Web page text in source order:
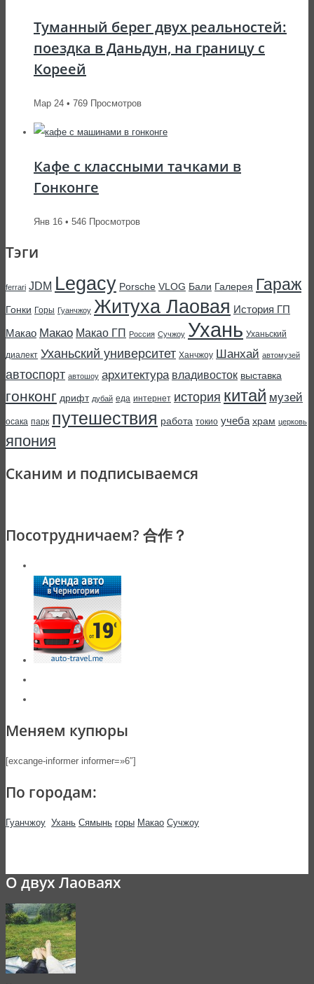
Туманный берег двух реальностей:
поездка в Даньдун, на границу с
Кореей
Мар 24 • 769 Просмотров
Кафе с классными тачками в
Гонконге
Янв 16 • 546 Просмотров
Тэги
ferrari JDM Legacy Porsche VLOG Бали Галерея Гараж
Гонки Горы Гуанчжоу Житуха Лаовая История ГП
Макао Макао Макао ГП Россия Сучжоу Ухань Уханьский
диалект Уханьский университет Ханчжоу Шанхай автомузей
автоспорт автошоу архитектура владивосток выставка
гонконг дрифт дубай еда интернет история китай музей
осака парк путешествия работа токио учеба храм церковь
япония
Сканим и подписываемся
Посотрудничаем? 合作？
Меняем купюры
[excange-informer informer=»6″]
По городам:
Гуанчжоу Ухань Сямынь горы Макао Сучжоу
О двух Лаоваях